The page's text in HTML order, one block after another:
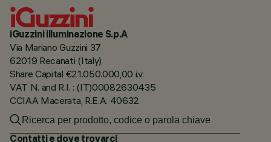
iGuzzini illuminazione S.p.A
Via Mariano Guzzini 37
62019 Recanati (Italy)
Share Capital €21.050.000,00 i.v.
VAT N. and R.I. : (IT)00082630435
CCIAA Macerata, R.E.A. 40632
Contatti e dove trovarci